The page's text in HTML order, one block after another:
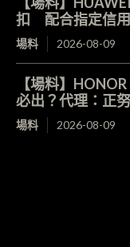
扣 配合指定信
場料 2026-08-09
【場料】
必出？代理：正
場料 2026-08-09